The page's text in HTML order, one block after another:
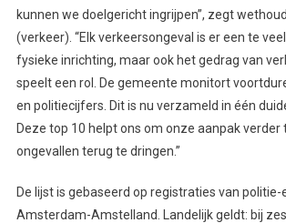
kunnen we doelgericht ingrijpen”, zegt
(verkeer). “Elk verkeersongeval is er een te
fysieke inrichting, maar ook het gedrag van
speelt een rol. De gemeente monitort
en politiecijfers. Dit is nu verzameld in één
Deze top 10 helpt ons om onze aanpak verder
ongevallen terug te dringen.”
De lijst is gebaseerd op registraties van politie-
Amsterdam-Amstelland. Landelijk geldt: bij